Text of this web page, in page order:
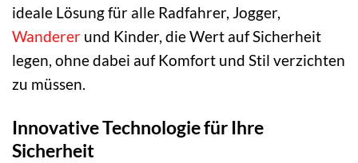
ideale Lösung für alle Radfahrer, Jogger,
Wanderer und Kinder, die Wert auf Sicherheit
legen, ohne dabei auf Komfort und Stil verzichten
zu müssen.
Innovative Technologie für Ihre
Sicherheit